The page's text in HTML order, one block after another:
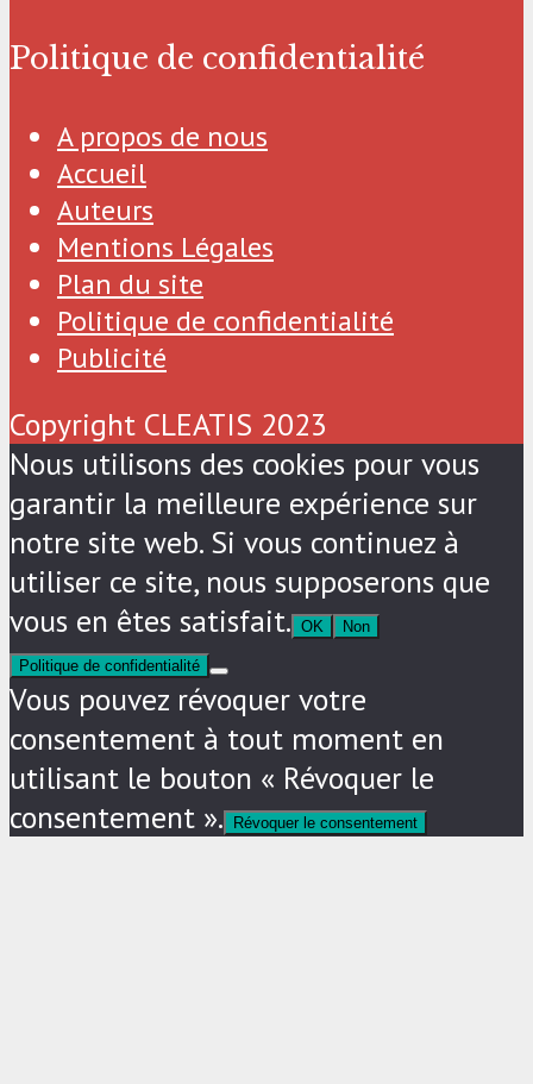
Politique de confidentialité
A propos de nous
Accueil
Auteurs
Mentions Légales
Plan du site
Politique de confidentialité
Publicité
Copyright CLEATIS 2023
Nous utilisons des cookies pour vous
garantir la meilleure expérience sur
notre site web. Si vous continuez à
utiliser ce site, nous supposerons que
vous en êtes satisfait. OK Non
Politique de confidentialité
Vous pouvez révoquer votre
consentement à tout moment en
utilisant le bouton « Révoquer le
consentement ».
Révoquer le consentement